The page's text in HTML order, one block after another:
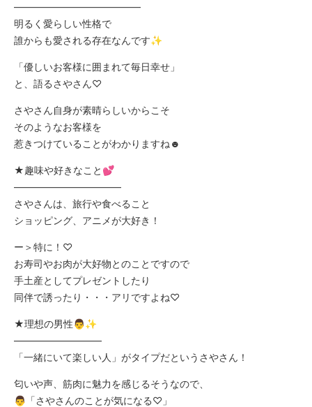
—————————————
明るく愛らしい性格で
誰からも愛される存在なんです✨
「優しいお客様に囲まれて毎日幸せ」
と、語るさやさん♡
さやさん自身が素晴らしいからこそ
そのようなお客様を
惹きつけていることがわかりますね☻
★趣味や好きなこと💕
———————————
さやさんは、旅行や食べること
ショッピング、アニメが大好き！
ー＞特に！♡
お寿司やお肉が大好物とのことですので
手土産としてプレゼントしたり
同伴で誘ったり・・・アリですよね♡
★理想の男性👨✨
—————————
「一緒にいて楽しい人」がタイプだというさやさん！
匂いや声、筋肉に魅力を感じるそうなので、
👨「さやさんのことが気になる♡」